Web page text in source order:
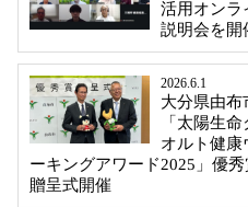
活用オンラ
説明会を開
2026.6.1
大分県由布
「太陽生命
オルト健康
ーキングアワード2025」優秀
贈呈式開催